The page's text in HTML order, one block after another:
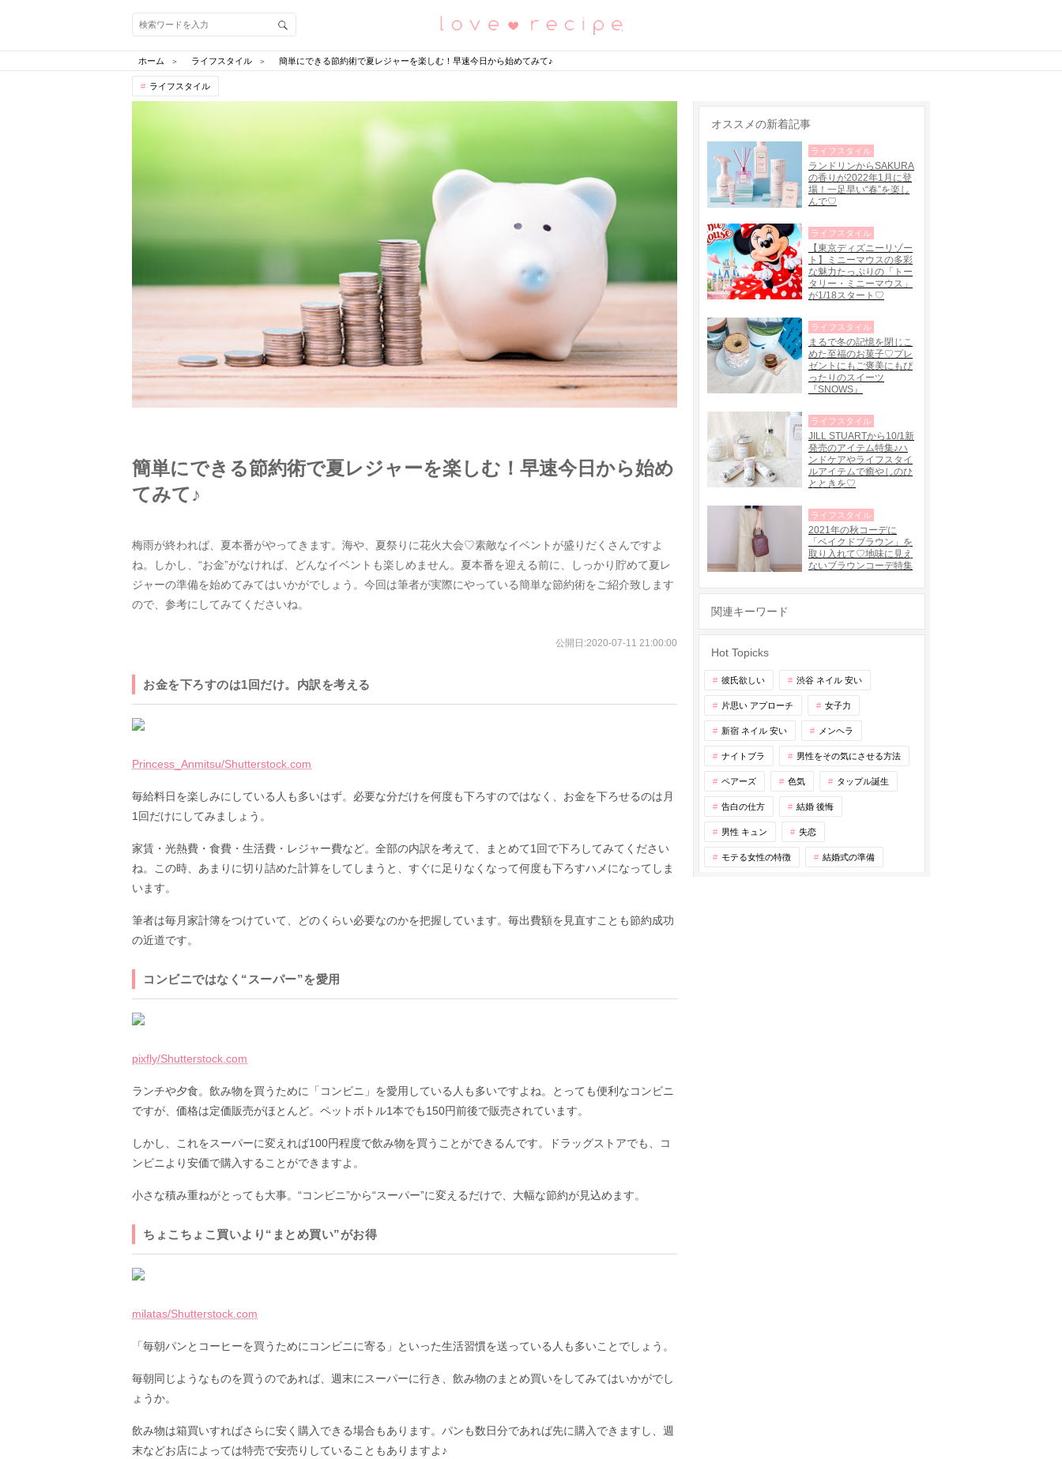
恋愛レシピ
ホーム ライフスタイル 簡単にできる節約術で夏レジャーを楽しむ！早速今日から始めてみて♪
ライフスタイル
簡単にできる節約術で夏レジャーを楽しむ！早速今日から始め
てみて♪
梅雨が終われば、夏本番がやってきます。海や、夏祭りに花火大会♡素敵なイベントが盛りだくさんですよ
ね。しかし、“お金”がなければ、どんなイベントも楽しめません。夏本番を迎える前に、しっかり貯めて夏レ
ジャーの準備を始めてみてはいかがでしょう。今回は筆者が実際にやっている簡単な節約術をご紹介致します
ので、参考にしてみてくださいね。
公開日:2020-07-11 21:00:00
お金を下ろすのは1回だけ。内訳を考える
Princess_Anmitsu/Shutterstock.com
毎給料日を楽しみにしている人も多いはず。必要な分だけを何度も下ろすのではなく、お金を下ろせるのは月
1回だけにしてみましょう。
家賃・光熱費・食費・生活費・レジャー費など。全部の内訳を考えて、まとめて1回で下ろしてみてください
ね。この時、あまりに切り詰めた計算をしてしまうと、すぐに足りなくなって何度も下ろすハメになってしま
います。
筆者は毎月家計簿をつけていて、どのくらい必要なのかを把握しています。毎出費額を見直すことも節約成功
の近道です。
コンビニではなく“スーパー”を愛用
pixfly/Shutterstock.com
ランチや夕食。飲み物を買うために「コンビニ」を愛用している人も多いですよね。とっても便利なコンビニ
ですが、価格は定価販売がほとんど。ペットボトル1本でも150円前後で販売されています。
しかし、これをスーパーに変えれば100円程度で飲み物を買うことができるんです。ドラッグストアでも、コ
ンビニより安価で購入することができますよ。
小さな積み重ねがとっても大事。“コンビニ”から“スーパー”に変えるだけで、大幅な節約が見込めます。
ちょこちょこ買いより“まとめ買い”がお得
milatas/Shutterstock.com
「毎朝パンとコーヒーを買うためにコンビニに寄る」といった生活習慣を送っている人も多いことでしょう。
毎朝同じようなものを買うのであれば、週末にスーパーに行き、飲み物のまとめ買いをしてみてはいかがでし
ょうか。
飲み物は箱買いすればさらに安く購入できる場合もあります。パンも数日分であれば先に購入できますし、週
末などお店によっては特売で安売りしていることもありますよ♪
オススメの新着記事
ランドリンからSAKURA
の香りが2022年1月に登
場！一足早い“春”を楽し
んで♡
ライフスタイル
【東京ディズニーリゾー
ト】ミニーマウスの多彩
な魅力たっぷりの「トー
タリー・ミニーマウス」
が1/18スタート♡
ライフスタイル
まるで冬の記憶を閉じこ
めた至福のお菓子♡プレ
ゼントにもご褒美にもぴ
ったりのスイーツ
『SNOWS』
ライフスタイル
JILL STUARTから10/1新
発売のアイテム特集♪ハ
ンドケアやライフスタイ
ルアイテムで癒やしのひ
とときを♡
ライフスタイル
2021年の秋コーデに
「ベイクドブラウン」を
取り入れて♡地味に見え
ないブラウンコーデ特集
ライフスタイル
関連キーワード
Hot Topicks
彼氏欲しい 渋谷 ネイル 安い
片思い アプローチ 女子力
新宿 ネイル 安い メンヘラ
ナイトブラ 男性をその気にさせる方法
ペアーズ 色気 タップル誕生
告白の仕方 結婚 後悔
男性 キュン 失恋
モテる女性の特徴 結婚式の準備